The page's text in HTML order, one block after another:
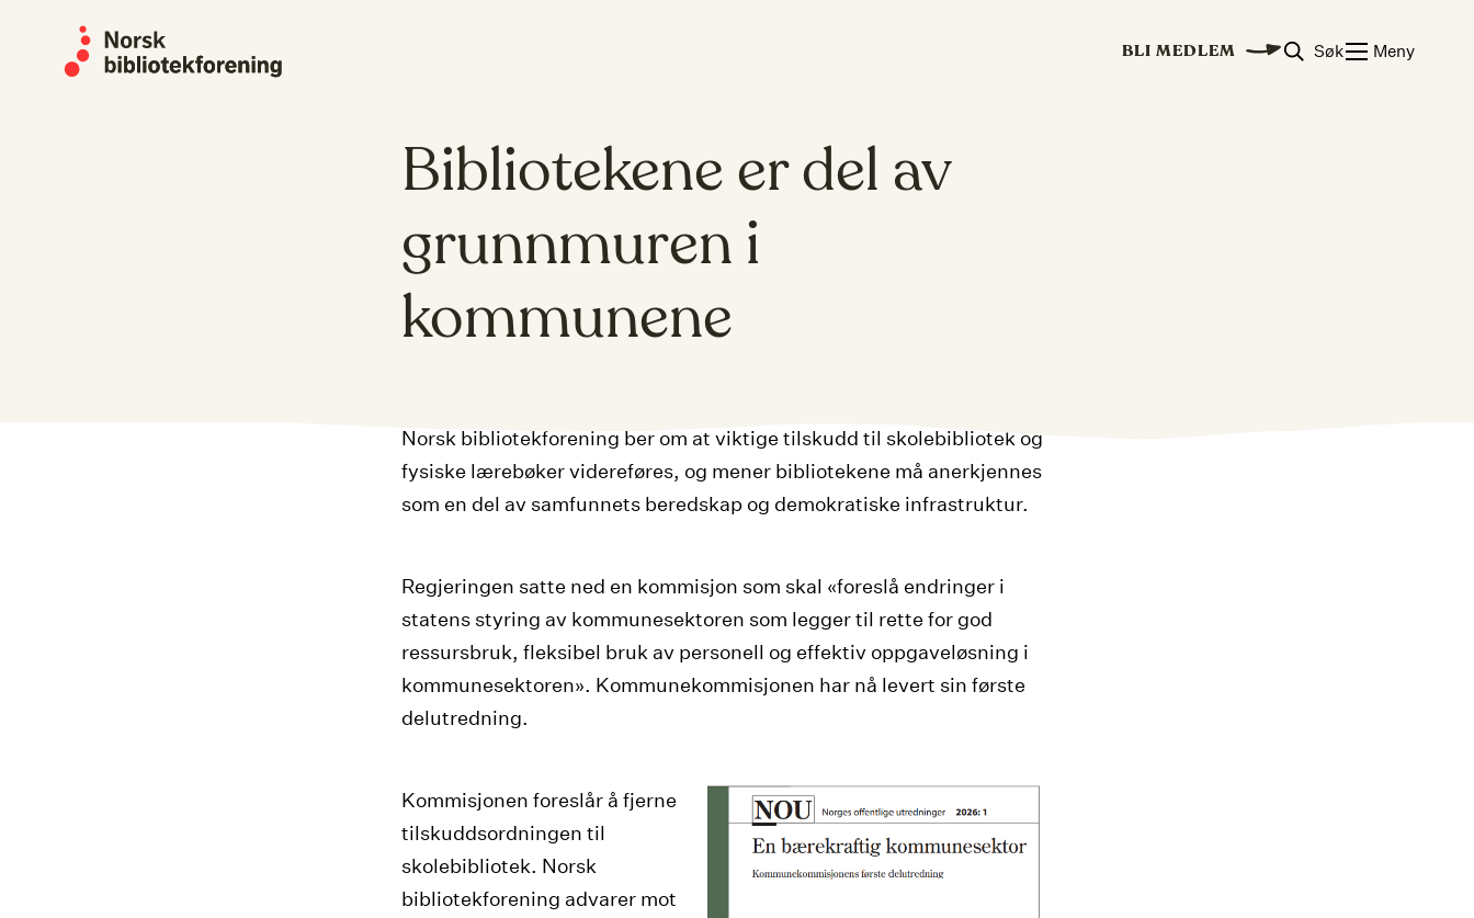
content
BLI MEDLEM Søk Meny
Bibliotekene er del av
grunnmuren i
kommunene
Norsk bibliotekforening ber om at viktige tilskudd til skolebibliotek og
fysiske lærebøker videreføres, og mener bibliotekene må anerkjennes
som en del av samfunnets beredskap og demokratiske infrastruktur.
Regjeringen satte ned en kommisjon som skal «foreslå endringer i
statens styring av kommunesektoren som legger til rette for god
ressursbruk, fleksibel bruk av personell og effektiv oppgaveløsning i
kommunesektoren». Kommunekommisjonen har nå levert sin første
delutredning.
Kommisjonen foreslår å fjerne
tilskuddsordningen til
skolebibliotek. Norsk
bibliotekforening advarer mot